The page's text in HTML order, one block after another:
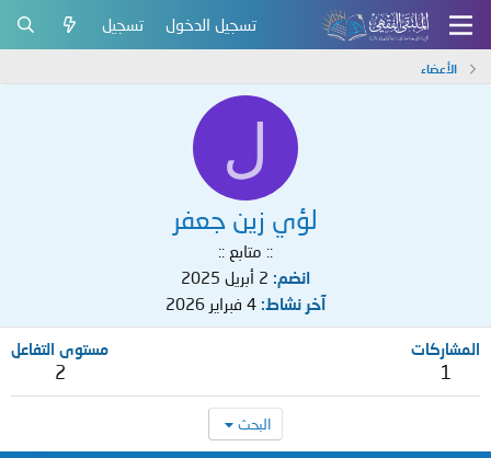
تسجيل الدخول تسجيل
الأعضاء
ل
لؤي زين جعفر
:: متابع ::
انضم 2 أبريل 2025
آخر نشاط 4 فبراير 2026
المشاركات
1
مستوى التفاعل
2
البحث